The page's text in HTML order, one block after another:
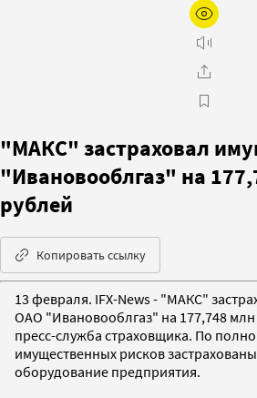
"МАКС" застраховал
"Ивановооблгаз" на
рублей
Копировать ссылку
13 февраля. IFX-News - "МАКС"
ОАО "Ивановооблгаз" на 177,748
пресс-служба страховщика. По
имущественных рисков
оборудование предприятия.